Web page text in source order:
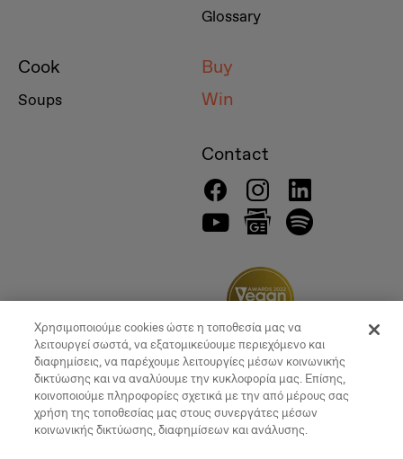
Glossary
Cook
Soups
Buy
Win
Contact
Χρησιμοποιούμε cookies ώστε η τοποθεσία μας να
λειτουργεί σωστά, να εξατομικεύουμε περιεχόμενο και
διαφημίσεις, να παρέχουμε λειτουργίες μέσων κοινωνικής
δικτύωσης και να αναλύουμε την κυκλοφορία μας. Επίσης,
κοινοποιούμε πληροφορίες σχετικά με την από μέρους σας
χρήση της τοποθεσίας μας στους συνεργάτες μέσων
κοινωνικής δικτύωσης, διαφημίσεων και ανάλυσης.